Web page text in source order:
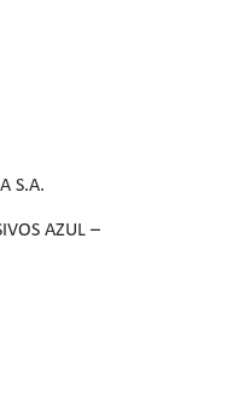
S.A.
AZUL –